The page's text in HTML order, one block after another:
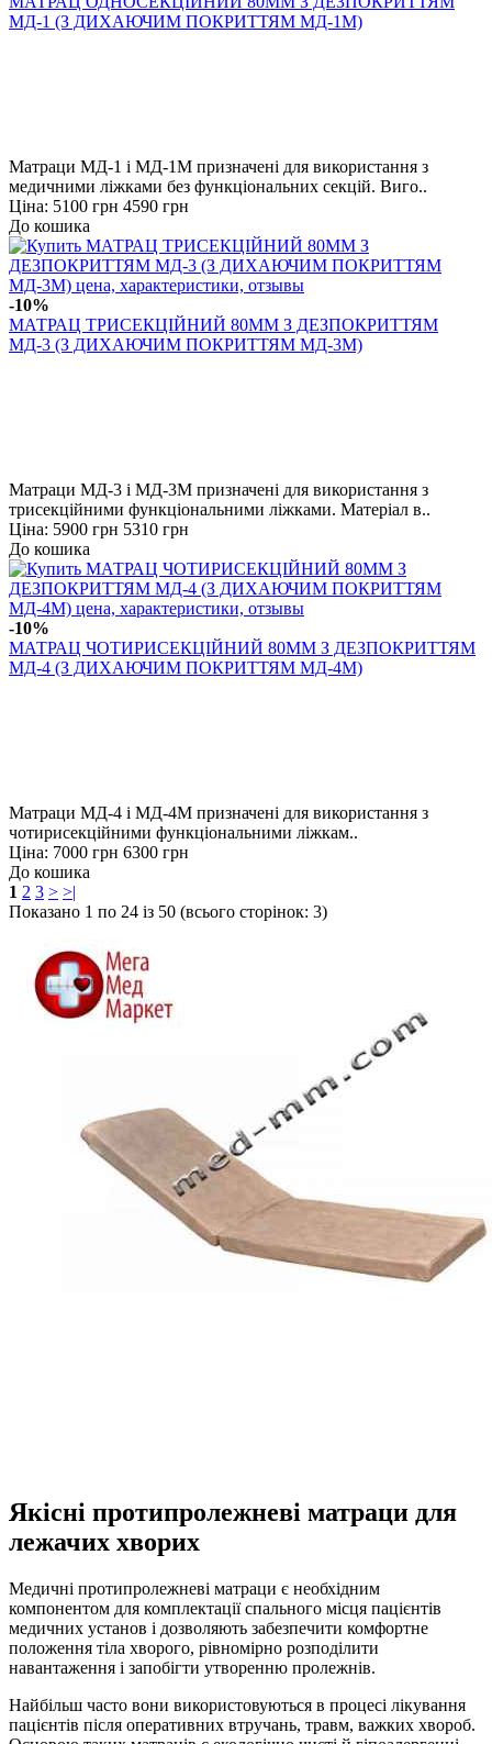
МД-1 (З ДИХАЮЧИМ ПОКРИТТЯМ МД-1М)
Матраци МД-1 і МД-1М призначені для використання з
медичними ліжками без функціональних секцій. Виго..
Ціна: 5100 грн 4590 грн
До кошика
-10%
МАТРАЦ ТРИСЕКЦІЙНИЙ 80ММ З ДЕЗПОКРИТТЯМ
МД-3 (З ДИХАЮЧИМ ПОКРИТТЯМ МД-3М)
Матраци МД-3 і МД-3М призначені для використання з
трисекційними функціональними ліжками. Матеріал в..
Ціна: 5900 грн 5310 грн
До кошика
-10%
МАТРАЦ ЧОТИРИСЕКЦІЙНИЙ 80ММ З ДЕЗПОКРИТТЯМ
МД-4 (З ДИХАЮЧИМ ПОКРИТТЯМ МД-4М)
Матраци МД-4 і МД-4М призначені для використання з
чотирисекційними функціональними ліжкам..
Ціна: 7000 грн 6300 грн
До кошика
1 2 3 > >|
Показано 1 по 24 із 50 (всього сторінок: 3)
Якісні протипролежневі матраци для
лежачих хворих
Медичні протипролежневі матраци є необхідним
компонентом для комплектації спального місця пацієнтів
медичних установ і дозволяють забезпечити комфортне
положення тіла хворого, рівномірно розподілити
навантаження і запобігти утворенню пролежнів.
Найбільш часто вони використовуються в процесі лікування
пацієнтів після оперативних втручань, травм, важких хвороб.